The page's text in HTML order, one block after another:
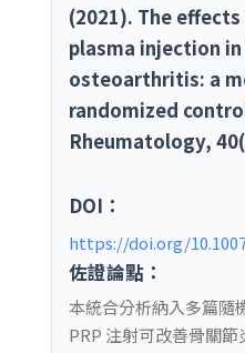
(2021). The
plasma injection
osteoarthritis: a
randomized
Rheumatology,
DOI：
https://doi.org/
佐證論點：
本統合分析納入多篇隨
PRP 注射可改善骨關